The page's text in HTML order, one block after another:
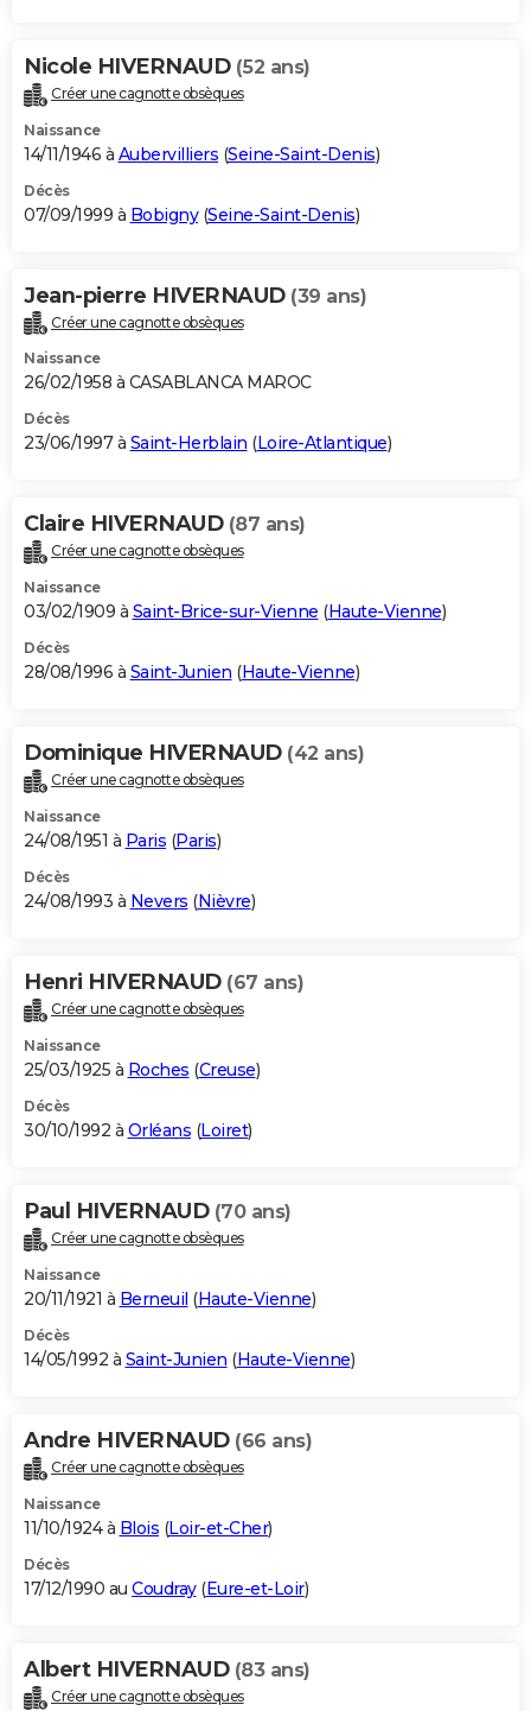
Nicole HIVERNAUD (52 ans)
Créer une cagnotte obsèques
Naissance
14/11/1946 à Aubervilliers (Seine-Saint-Denis)
Décès
07/09/1999 à Bobigny(Seine-Saint-Denis)
Jean-pierre HIVERNAUD (39 ans)
Créer une cagnotte obsèques
Naissance
26/02/1958 à CASABLANCA MAROC
Décès
23/06/1997 à Saint-Herblain (Loire-Atlantique)
Claire HIVERNAUD (87 ans)
Créer une cagnotte obsèques
Naissance
03/02/1909 à Saint-Brice-sur-Vienne (Haute-Vienne)
Décès
28/08/1996 à Saint-Junien (Haute-Vienne)
Dominique HIVERNAUD (42 ans)
Créer une cagnotte obsèques
Naissance
24/08/1951 à Paris (Paris)
Décès
24/08/1993 à Nevers (Nièvre)
Henri HIVERNAUD (67 ans)
Créer une cagnotte obsèques
Naissance
25/03/1925 à Roches (Creuse)
Décès
30/10/1992 à Orléans (Loiret)
Paul HIVERNAUD (70 ans)
Créer une cagnotte obsèques
Naissance
20/11/1921 à Berneuil (Haute-Vienne)
Décès
14/05/1992 à Saint-Junien (Haute-Vienne)
Andre HIVERNAUD (66 ans)
Créer une cagnotte obsèques
Naissance
11/10/1924 à Blois (Loir-et-Cher)
Décès
17/12/1990 au Coudray(Eure-et-Loir)
Albert HIVERNAUD (83 ans)
Créer une cagnotte obsèques